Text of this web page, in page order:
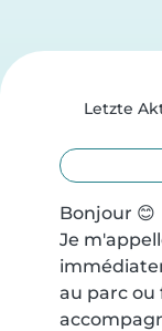
Letzte
Bonjour 😊
Je
au parc ou